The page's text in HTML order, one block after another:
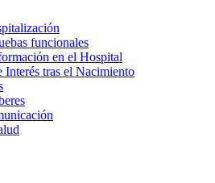
funcionales
en el Hospital
Interés tras el Nacimiento